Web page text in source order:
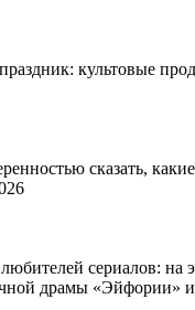
культовые
сказать,
сериалов:
драмы